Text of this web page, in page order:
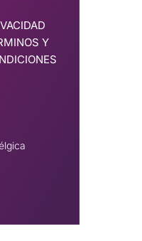
Y